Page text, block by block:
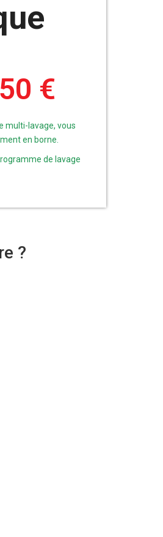
€
multi-lavage, vous
en borne.
de lavage
?